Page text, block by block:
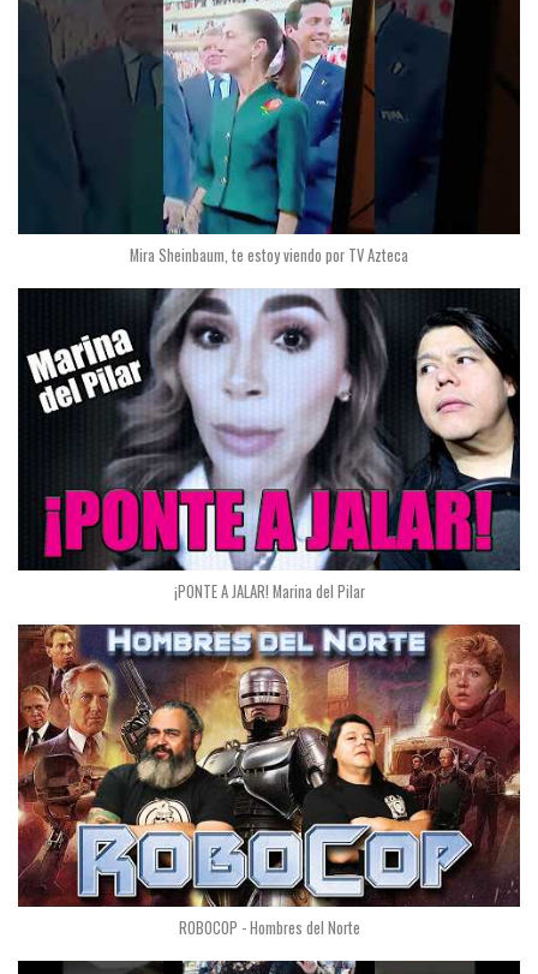
Mira Sheinbaum, te estoy viendo por TV Azteca
¡PONTE A JALAR! Marina del Pilar
ROBOCOP - Hombres del Norte